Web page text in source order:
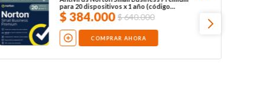
para 20 dispositivos x 1 año (código
digital)
$384.000 $640.000
COMPRAR AHORA